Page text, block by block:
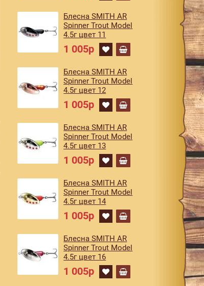
Блесна SMITH AR
Spinner Trout Model
4.5г цвет 11
1 005р
Блесна SMITH AR
Spinner Trout Model
4.5г цвет 12
1 005р
Блесна SMITH AR
Spinner Trout Model
4.5г цвет 13
1 005р
Блесна SMITH AR
Spinner Trout Model
4.5г цвет 14
1 005р
Блесна SMITH AR
Spinner Trout Model
4.5г цвет 16
1 005р